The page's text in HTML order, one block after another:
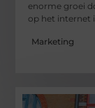
enorme groei
op het internet
Marketing